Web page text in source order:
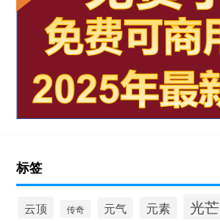
标签
云顶 传奇 元气 元素 光芒